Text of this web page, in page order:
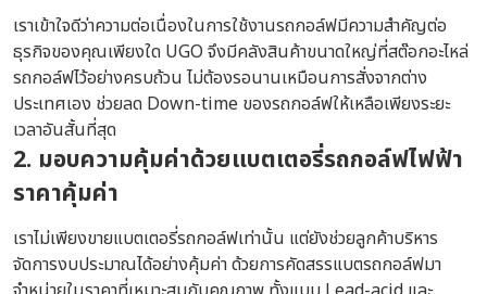
เราเข้าใจดีว่าความต่อเนื่องในการใช้งานรถกอล์ฟมีความสำคัญต่อ
ธุรกิจของคุณเพียงใด UGO จึงมีคลังสินค้าขนาดใหญ่ที่สต๊อกอะไหล่
รถกอล์ฟไว้อย่างครบถ้วน ไม่ต้องรอนานเหมือนการสั่งจากต่าง
ประเทศเอง ช่วยลด Down-time ของรถกอล์ฟให้เหลือเพียงระยะ
เวลาอันสั้นที่สุด
2. มอบความคุ้มค่าด้วยแบตเตอรี่รถกอล์ฟไฟฟ้า
ราคาคุ้มค่า
เราไม่เพียงขายแบตเตอรี่รถกอล์ฟเท่านั้น แต่ยังช่วยลูกค้าบริหาร
จัดการงบประมาณได้อย่างคุ้มค่า ด้วยการคัดสรรแบตรถกอล์ฟมา